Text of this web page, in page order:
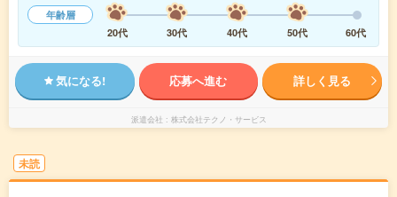
年齢層
20代
30代 40代 50代 60代
気になる! 応募へ進む 詳しく見る
派遣会社 株式会社テクノ・サービス
未読